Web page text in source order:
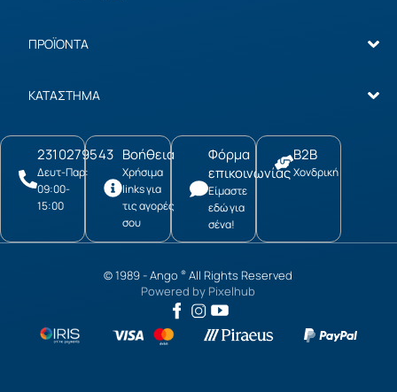
ΠΡΟΪΟΝΤΑ
ΚΑΤΑΣΤΗΜΑ
2310279543
Δευτ-Παρ:
09:00-
15:00
Βοήθεια
Χρήσιμα
links για
τις αγορές
σου
Φόρμα
επικοινωνίας
Είμαστε
εδώ για
σένα!
B2B
Χονδρική
© 1989 -Ango® All Rights Reserved
Powered by Pixelhub